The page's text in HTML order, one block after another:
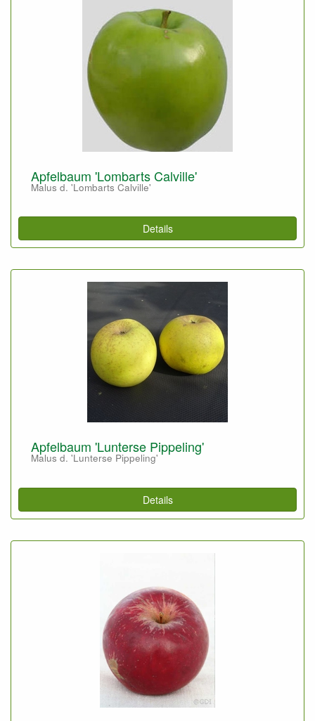
Apfelbaum 'Lombarts Calville'
Malus d. 'Lombarts Calville'
Details
Apfelbaum 'Lunterse Pippeling'
Malus d. 'Lunterse Pippeling'
Details